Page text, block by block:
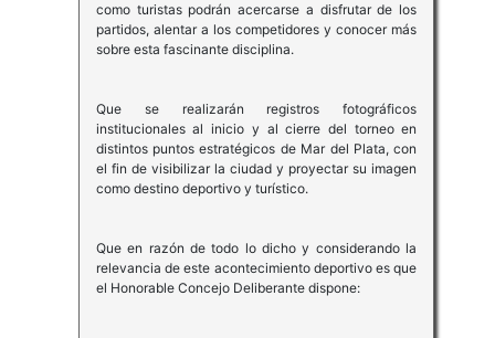
como turistas podrán acercarse a disfrutar de los
partidos, alentar a los competidores y conocer más
sobre esta fascinante disciplina.
Que se realizarán registros fotográficos
institucionales al inicio y al cierre del torneo en
distintos puntos estratégicos de Mar del Plata, con
el fin de visibilizar la ciudad y proyectar su imagen
como destino deportivo y turístico.
Que en razón de todo lo dicho y considerando la
relevancia de este acontecimiento deportivo es que
el Honorable Concejo Deliberante dispone: